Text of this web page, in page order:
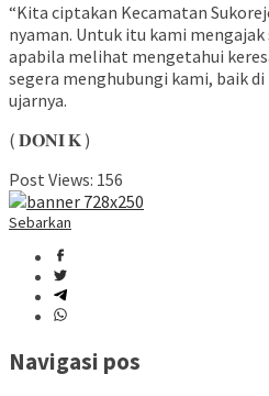
“Kita ciptakan Kecamatan
nyaman. Untuk itu kami
apabila melihat mengetahui
segera menghubungi kami, baik
ujarnya.
( 𝐃𝐎𝐍𝐈 𝐊 )
Post Views: 156
Sebarkan
Navigasi pos